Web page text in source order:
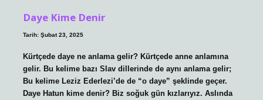
Daye Kime Denir
Tarih: Şubat 23, 2025
Kürtçede daye ne anlama gelir? Kürtçede anne anlamına
gelir. Bu kelime bazı Slav dillerinde de aynı anlama gelir;
Bu kelime Leziz Ederlezi’de de “o daye” şeklinde geçer.
Daye Hatun kime denir? Biz soğuk gün kızlarıyız. Aslında